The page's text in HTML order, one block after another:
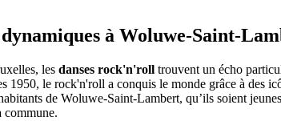
à Woluwe-Saint-
les danses rock'n'roll trouvent un écho
1950, le rock'n'roll a conquis le monde grâce à des
de Woluwe-Saint-Lambert, qu’ils soient
commune.